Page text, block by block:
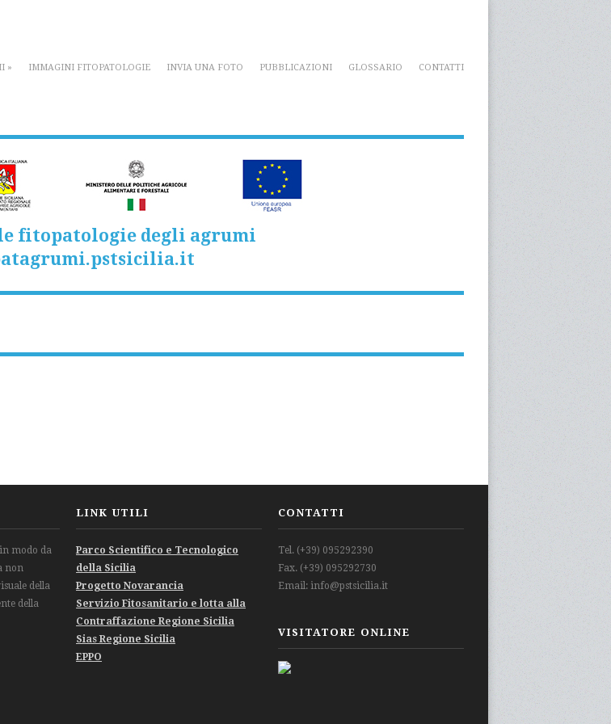
» IMMAGINI FITOPATOLOGIE INVIA UNA FOTO PUBBLICAZIONI GLOSSARIO CONTATTI
fitopatologie degli agrumi
modo da
non
della
della
LINK UTILI
Parco Scientifico e Tecnologico
della Sicilia
Progetto Novarancia
Servizio Fitosanitario e lotta alla
Contraffazione Regione Sicilia
Sias Regione Sicilia
EPPO
CONTATTI
Tel. (+39) 095292390
Fax. (+39) 095292730
Email: info@pstsicilia.it
VISITATORE ONLINE